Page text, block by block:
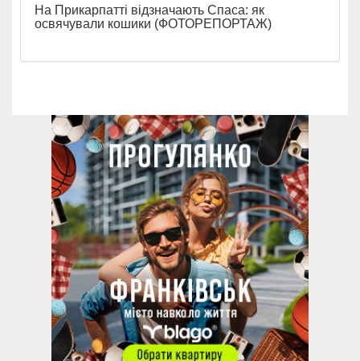
На Прикарпатті відзначають Спаса: як
освячували кошики (ФОТОРЕПОРТАЖ)